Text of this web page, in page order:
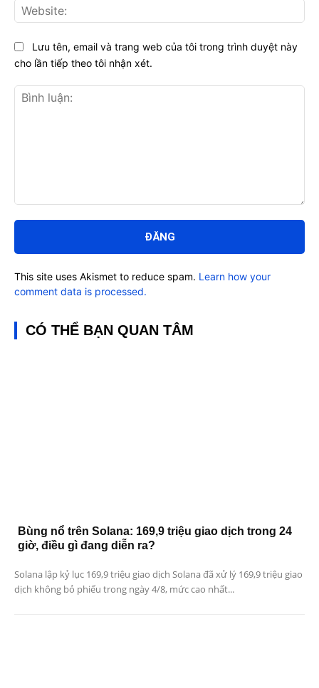
luận:
Lưu tên, email và trang web của tôi trong trình duyệt này
cho lần tiếp theo tôi nhận xét.
This site uses Akismet to reduce spam. Learn how your
comment data is processed.
CÓ THỂ BẠN QUAN TÂM
Bùng nổ trên Solana: 169,9 triệu giao dịch trong 24
giờ, điều gì đang diễn ra?
Solana lập kỷ lục 169,9 triệu giao dịch Solana đã xử lý 169,9 triệu giao
dịch không bỏ phiếu trong ngày 4/8, mức cao nhất...